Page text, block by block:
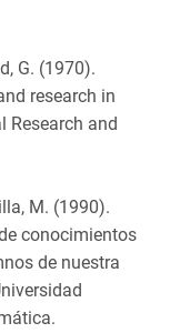
G. (1970).
research in
Research and
M. (1990).
conocimientos
de nuestra